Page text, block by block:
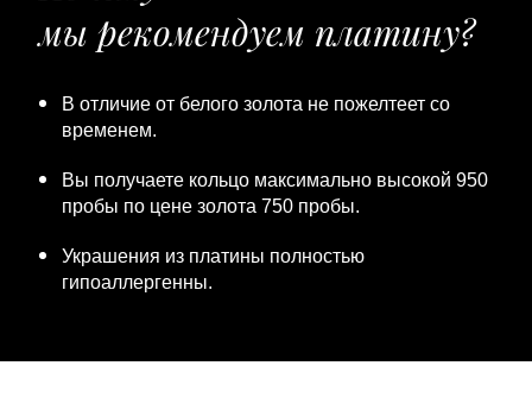
мы рекомендуем платину?
В отличие от белого золота не пожелтеет со
временем.
Вы получаете кольцо максимально высокой 950
пробы по цене золота 750 пробы.
Украшения из платины полностью
гипоаллергенны.